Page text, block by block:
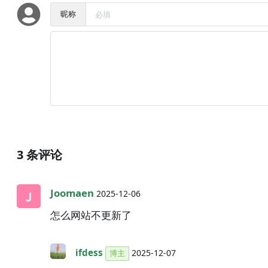
昵称
3条评论
Joomaen 2025-12-06
怎么网站不更新了
ifdess 博主 2025-12-07